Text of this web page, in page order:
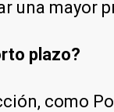
una mayor
plazo?
como